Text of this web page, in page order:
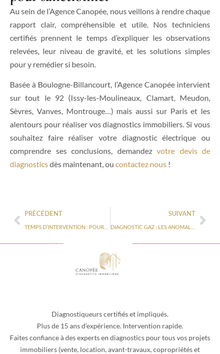
Au sein de l’Agence Canopée, nous veillons à rendre chaque
rapport clair, compréhensible et utile. Nos techniciens
certifiés prennent le temps d’expliquer les observations
relevées, leur niveau de gravité, et les solutions simples
pour y remédier si besoin.
Basée à Boulogne-Billancourt, l’Agence Canopée intervient
sur tout le 92 (Issy-les-Moulineaux, Clamart, Meudon,
Sèvres, Vanves, Montrouge…) mais aussi sur Paris et les
alentours pour réaliser vos diagnostics immobiliers. Si vous
souhaitez faire réaliser votre diagnostic électrique ou
comprendre ses conclusions, demandez votre devis de
diagnosticsdès maintenant, ou contactez nous !
PRÉCÉDENT SUIVANT
Diagnostiqueurs certifiés et impliqués.
Plus de 15 ans d’expérience. Intervention rapide.
Faites confiance à des experts en diagnostics pour tous vos projets
immobiliers (vente, location, avant-travaux, copropriétés et